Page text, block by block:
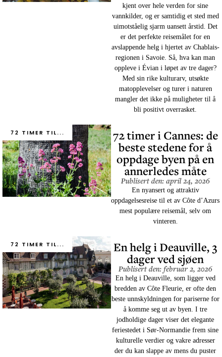
kjent over hele verden for sine
vannkilder, og er samtidig et sted med
uimotståelig sjarm uansett årstid. Det
er det perfekte reisemålet for en
avslappende helg i hjertet av Chablais-
regionen i Savoie. Så, hva kan man
oppleve i Évian i løpet av tre dager?
Med sin rike kulturarv, utsøkte
matopplevelser og turer i naturen
mangler det ikke på muligheter til å
bli positivt overrasket.
72 TIMER TIL... 72 timer i Cannes: de
beste stedene for å
oppdage byen på en
annerledes måte
Publisert den: april 24, 2026
En nyansert og attraktiv
oppdagelsesreise til et av Côte d’Azurs
mest populære reisemål, selv om
vinteren.
72 TIMER TIL... En helg i Deauville, 3
dager ved sjøen
Publisert den: februar 2, 2026
En helg i Deauville, som ligger ved
bredden av Côte Fleurie, er ofte den
beste unnskyldningen for pariserne for
å komme seg ut av byen. I tre
jodholdige dager viser det elegante
feriestedet i Sør-Normandie frem sine
kulturelle verdier og vakre adresser
der du kan slappe av mens du puster